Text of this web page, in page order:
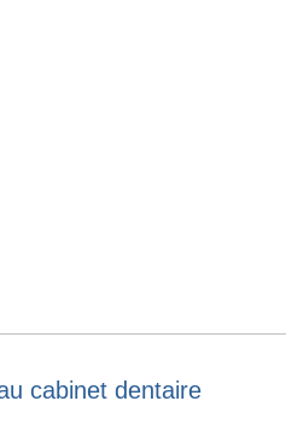
cabinet dentaire